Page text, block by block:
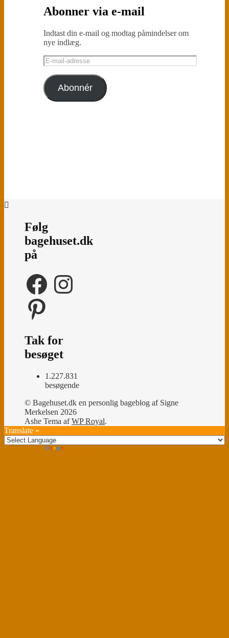
Abonner via e-mail
Indtast din e-mail og modtag påmindelser om
nye indlæg.
E-
mail-
adresse
Abonnér
Følg
bagehuset.dk
på
FacebookInstagram
Pinterest
Tak for
besøget
1.227.831
besøgende
© Bagehuset.dk en personlig bageblog af Signe
Merkelsen 2026
Ashe Tema afWP Royal.
Translate »